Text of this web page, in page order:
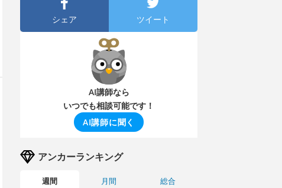
シェア ツイート
AI講師なら
いつでも相談可能です！
AI講師に聞く
アンカーランキング
週間 月間 総合